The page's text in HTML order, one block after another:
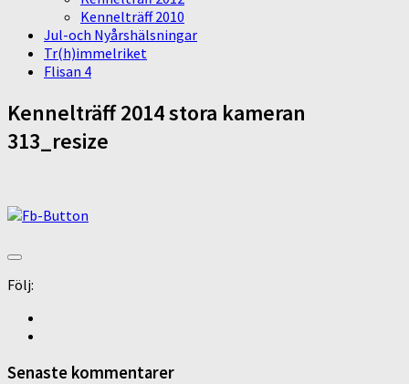
Kennelträff 2010
Jul-och Nyårshälsningar
Tr(h)immelriket
Flisan 4
Kennelträff 2014 stora kameran
313_resize
Följ:
Senaste kommentarer